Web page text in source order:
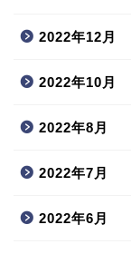
2022年12月
2022年10月
2022年8月
2022年7月
2022年6月